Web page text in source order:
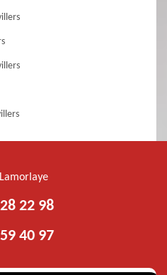
22 98
40 97